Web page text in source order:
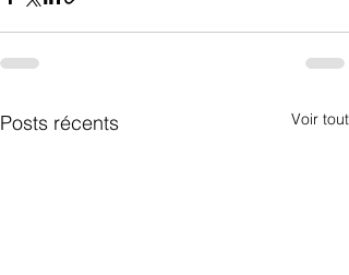
Posts récents Voir tout